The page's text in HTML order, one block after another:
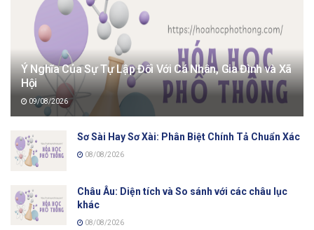
Ý Nghĩa Của Sự Tự Lập Đối Với Cá Nhân, Gia Đình và Xã
Hội
09/08/2026
Sơ Sài Hay Sơ Xài: Phân Biệt Chính Tả Chuẩn Xác
08/08/2026
Châu Âu: Diện tích và So sánh với các châu lục
khác
08/08/2026